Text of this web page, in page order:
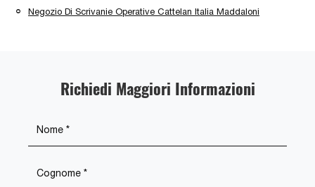
Negozio Di Scrivanie Operative Cattelan Italia Maddaloni
Richiedi Maggiori Informazioni